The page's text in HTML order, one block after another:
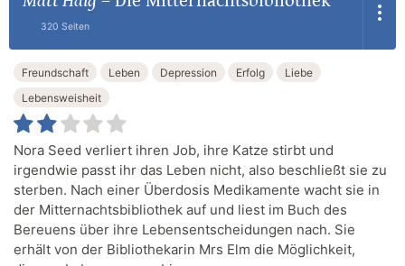
320 Seiten
Freundschaft Leben Depression Erfolg
Liebe
Lebensweisheit
Nora Seed verliert ihren Job, ihre Katze stirbt und
irgendwie passt ihr das Leben nicht, also beschließt sie zu
sterben. Nach einer Überdosis Medikamente wacht sie in
der Mitternachtsbibliothek auf und liest im Buch des
Bereuens über ihre Lebensentscheidungen nach. Sie
erhält von der Bibliothekarin Mrs Elm die Möglichkeit,